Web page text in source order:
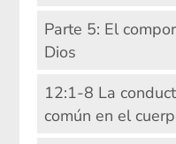
Parte 5: El
Dios
12:1-8 La
común en el